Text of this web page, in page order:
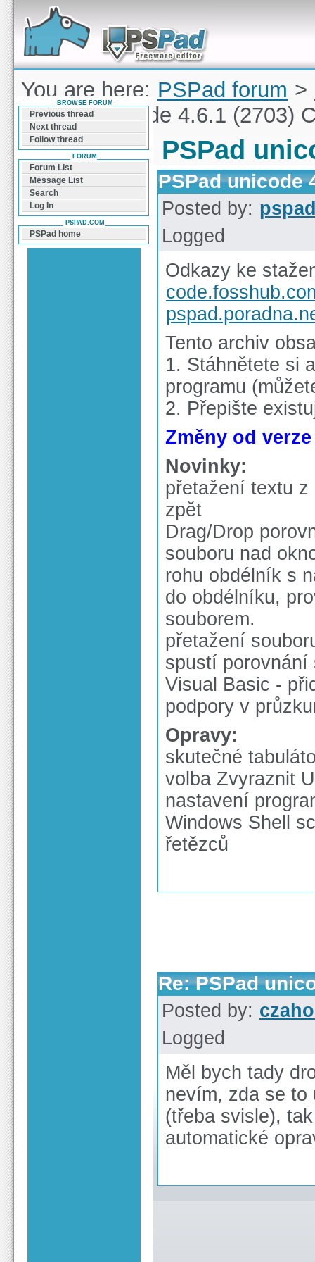
Forum can help you solve problems and quickly
find a solution with PSPad for Microsoft
Windows
You are here: PSPad forum >
PSPad unicode 4.6.1 (2703)
PSPad
PSPad unicode
Posted by:
Logged
Odkazy ke
Tento archiv
1. Stáhnětete si
programu
2. Přepište
Změny od verze
Novinky:
přetažení textu
zpět
Drag/Drop
souboru nad
rohu obdélník s
do obdélníku,
souborem.
přetažení
spustí porovnání
Visual Basic -
podpory v
Opravy:
skutečné
volba Zvyraznit
nastavení
Windows Shell
řetězců
Re: PSPad
Posted by:
Logged
Měl bych tady
nevím, zda se to
(třeba svisle),
automatické
BROWSE FORUM
Previous thread
Next thread
Follow thread
FORUM
Forum List
Message List
Search
Log In
PSPAD.COM
PSPad home